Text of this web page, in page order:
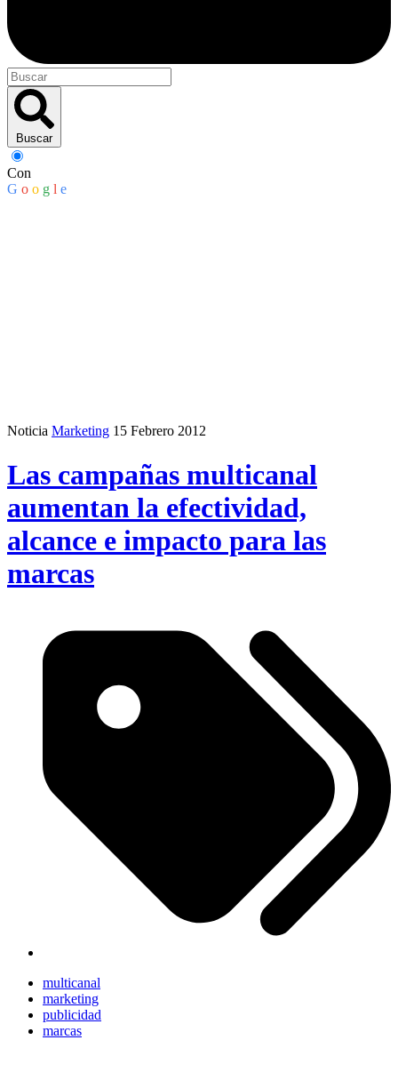
Buscar
Con
G o o g l e
Noticia Marketing 15 Febrero 2012
Las campañas multicanal
aumentan la efectividad,
alcance e impacto para las
marcas
multicanal
marketing
publicidad
marcas